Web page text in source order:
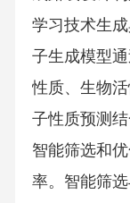
学习技术生
子生成模型
性质、生物
子性质预测
智能筛选和
率。智能筛